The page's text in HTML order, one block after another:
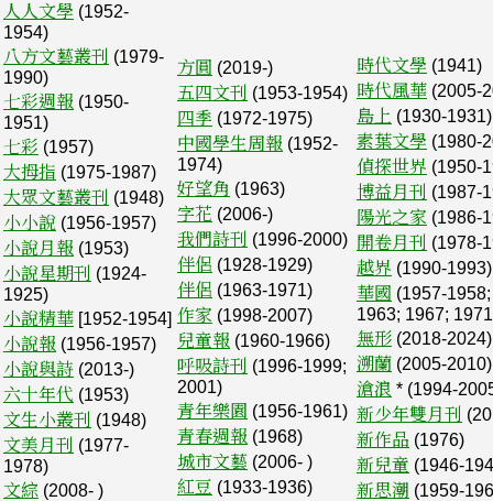
人人文學 (1952-
1954)
八方文藝叢刊 (1979-
1990)
七彩週報 (1950-
1951)
七彩 (1957)
大拇指 (1975-1987)
大眾文藝叢刊 (1948)
小小說 (1956-1957)
小說月報 (1953)
小說星期刊 (1924-
1925)
小說精華 [1952-1954]
小說報 (1956-1957)
小說與詩 (2013-)
六十年代 (1953)
文生小叢刊 (1948)
文美月刊 (1977-
1978)
文綜 (2008- )
方圓 (2019-)
五四文刊 (1953-1954)
四季 (1972-1975)
中國學生周報 (1952-
1974)
好望角 (1963)
字花 (2006-)
我們詩刊 (1996-2000)
伴侶 (1928-1929)
伴侶 (1963-1971)
作家 (1998-2007)
兒童報 (1960-1966)
呼吸詩刊 (1996-1999;
2001)
青年樂園 (1956-1961)
青春週報 (1968)
城市文藝 (2006- )
紅豆 (1933-1936)
時代文學 (1941)
時代風華 (2005-
島上 (1930-1931)
素葉文學 (1980-
偵探世界 (1950-
博益月刊 (1987-
陽光之家 (1986-
開卷月刊 (1978-
越界 (1990-1993)
華國 (1957-
1963; 1967;
無形 (2018-2024)
溯蘭 (2005-2010)
滄浪 * (1994-
新少年雙月刊
新作品 (1976)
新兒童 (1946-
新思潮 (1959-